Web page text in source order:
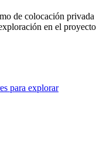
de colocación privada
en el proyecto